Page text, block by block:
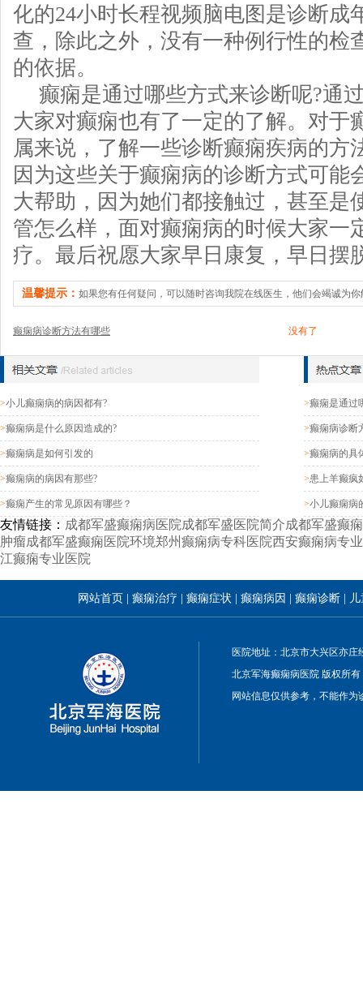
化的24小时长程视频脑电图是诊断成
查，除此之外，没有一种例行性的检
的依据。
癫痫是通过哪些方式来诊断呢?通
大家对癫痫也有了一定的了解。对于
属来说，了解一些诊断癫痫疾病的方
因为这些关于癫痫病的诊断方式可能
大帮助，因为她们都接触过，甚至是
管怎么样，面对癫痫病的时候大家一
疗。最后祝愿大家早日康复，早日摆
温馨提示： 如果您有任何疑问，可以随时咨询我院在线医生，他们会竭诚为你
癫痫病诊断方法有哪些 没有了
>小儿癫痫病的病因都有?
>癫痫病是什么原因造成的?
>癫痫病是如何引发的
>癫痫病的病因有那些?
>癫痫产生的常见原因有哪些？
>癫痫是通过
>癫痫病诊断
>癫痫病的具
>患上羊癫疯
>小儿癫痫病
友情链接： 成都军盛癫痫病医院成都军盛医院简介成都军盛癫
肿瘤成都军盛癫痫医院环境郑州癫痫病专科医院西安癫痫病专
江癫痫专业医院
网站首页 |癫痫治疗 |癫痫症状 |癫痫病因 |癫痫诊断
医院地址：北京市大兴区亦
北京军海癫痫病医院 版权所有
网站信息仅供参考，不能作